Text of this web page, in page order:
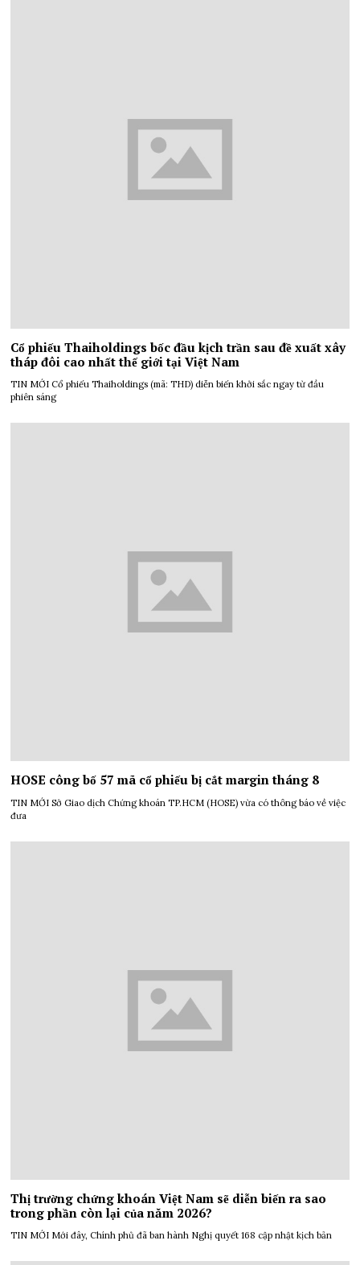
Cổ phiếu Thaiholdings bốc đầu kịch trần sau đề xuất xây
tháp đôi cao nhất thế giới tại Việt Nam
TIN MỚI Cổ phiếu Thaiholdings (mã: THD) diễn biến khởi sắc ngay từ đầu
phiên sáng
HOSE công bố 57 mã cổ phiếu bị cắt margin tháng 8
TIN MỚI Sở Giao dịch Chứng khoán TP.HCM (HOSE) vừa có thông báo về việc
đưa
Thị trường chứng khoán Việt Nam sẽ diễn biến ra sao
trong phần còn lại của năm 2026?
TIN MỚI Mới đây, Chính phủ đã ban hành Nghị quyết 168 cập nhật kịch bản